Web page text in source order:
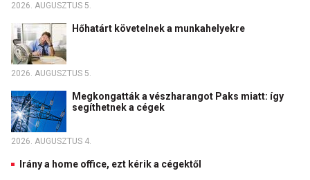
2026. AUGUSZTUS 5.
Hőhatárt követelnek a munkahelyekre
2026. AUGUSZTUS 5.
Megkongatták a vészharangot Paks miatt: így
segíthetnek a cégek
2026. AUGUSZTUS 4.
Irány a home office, ezt kérik a cégektől